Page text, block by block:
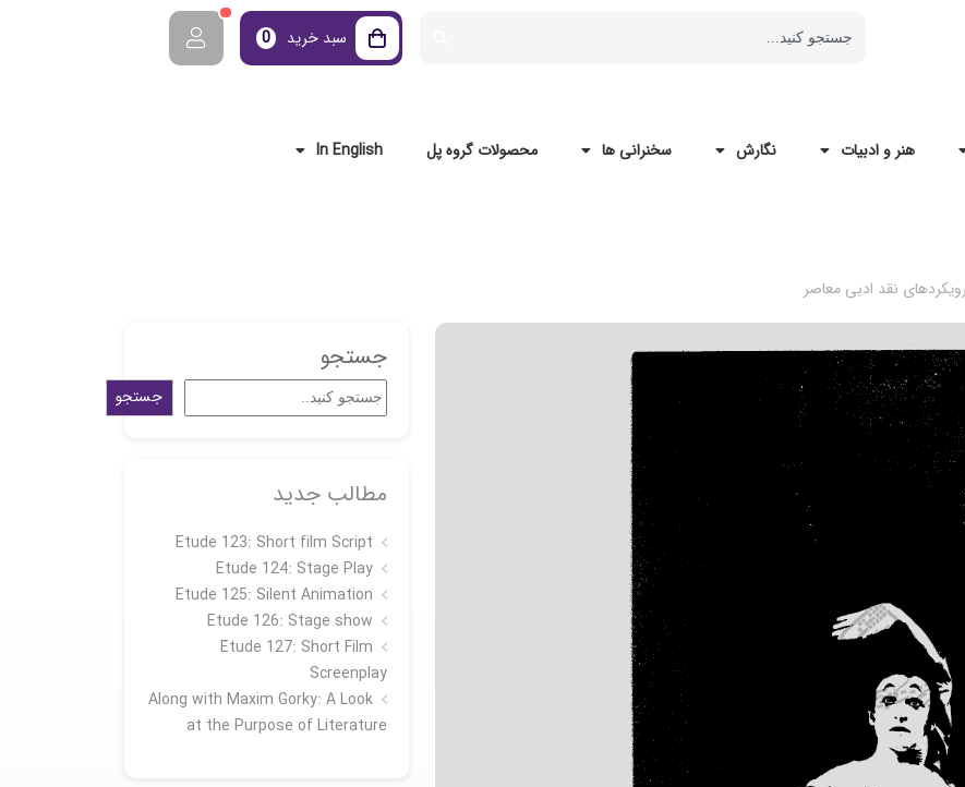
سبد خرید 0
هنر و ادبیات نگارش سخنرانی ها محصولات گروه پل In English
نقد ادبی معاصر
جستجو
جستجو
مطالب جدید
Etude 123: Short film Script
Etude 124: Stage Play
Etude 125: Silent Animation
Etude 126: Stage show
Étude 127: Short Film
Screenplay
Along with Maxim Gorky: A Look
at the Purpose of Literature